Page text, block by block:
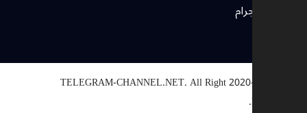
بوتات تيليجرام
TELEGRAM-CHANNEL.NET.All Right
Reserved.